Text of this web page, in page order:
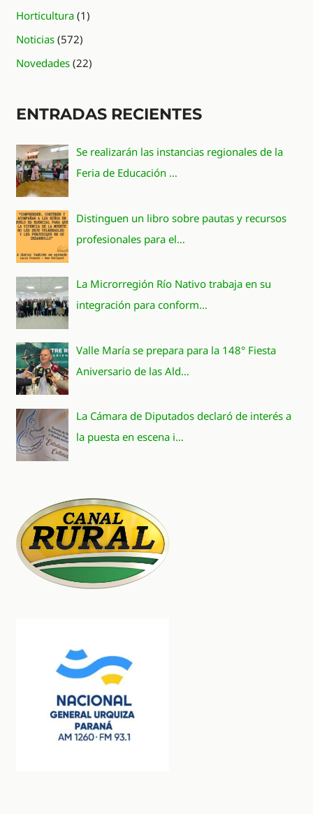
Horticultura (1)
Noticias (572)
Novedades (22)
ENTRADAS RECIENTES
Se realizarán las instancias regionales de la
Feria de Educación …
Distinguen un libro sobre pautas y recursos
profesionales para el…
La Microrregión Río Nativo trabaja en su
integración para conform…
Valle María se prepara para la 148° Fiesta
Aniversario de las Ald…
La Cámara de Diputados declaró de interés a
la puesta en escena i…